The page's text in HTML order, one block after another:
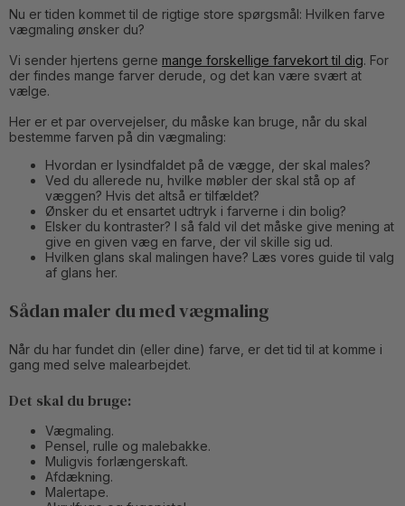
Nu er tiden kommet til de rigtige store spørgsmål: Hvilken farve
vægmaling ønsker du?
Vi sender hjertens gerne mange forskellige farvekort til dig. For
der findes mange farver derude, og det kan være svært at
vælge.
Her er et par overvejelser, du måske kan bruge, når du skal
bestemme farven på din vægmaling:
Hvordan er lysindfaldet på de vægge, der skal males?
Ved du allerede nu, hvilke møbler der skal stå op af
væggen? Hvis det altså er tilfældet?
Ønsker du et ensartet udtryk i farverne i din bolig?
Elsker du kontraster? I så fald vil det måske give mening at
give en given væg en farve, der vil skille sig ud.
Hvilken glans skal malingen have? Læs vores guide til valg
af glans her.
Sådan maler du med vægmaling
Når du har fundet din (eller dine) farve, er det tid til at komme i
gang med selve malearbejdet.
Det skal du bruge:
Vægmaling.
Pensel, rulle og malebakke.
Muligvis forlængerskaft.
Afdækning.
Malertape.